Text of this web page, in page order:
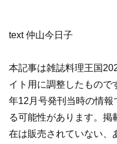
text 仲山今日子
本記事は雑誌料理王国
イト用に調整したもので
年12月号発刊当時の情
る可能性があります。掲
在は販売されていない、